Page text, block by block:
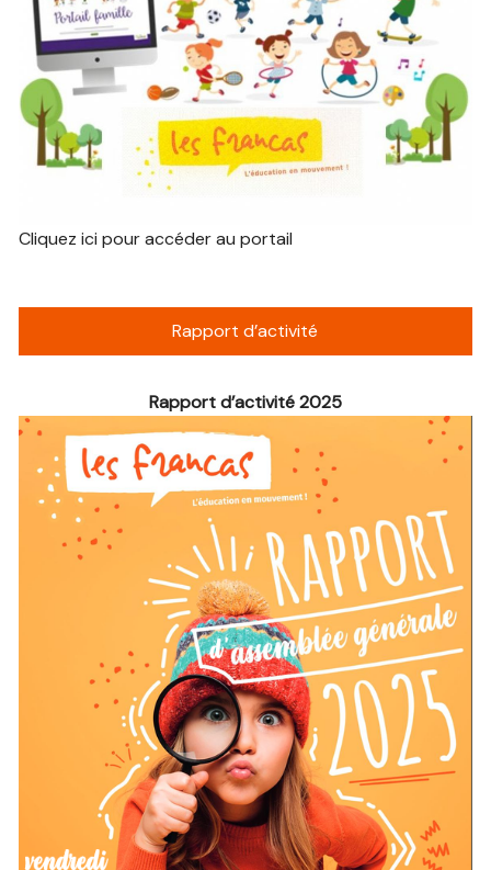
Cliquez ici pour accéder au portail
Rapport d’activité
Rapport d’activité 2025